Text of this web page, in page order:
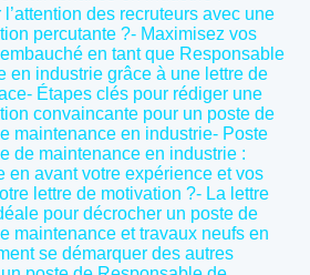
des recruteurs avec une
percutante ?- Maximisez vos
en tant que Responsable
en industrie grâce à une lettre de
Étapes clés pour rédiger une
convaincante pour un poste de
maintenance en industrie- Poste
de maintenance en industrie :
en avant votre expérience et vos
lettre de motivation ?- La lettre
pour décrocher un poste de
maintenance et travaux neufs en
se démarquer des autres